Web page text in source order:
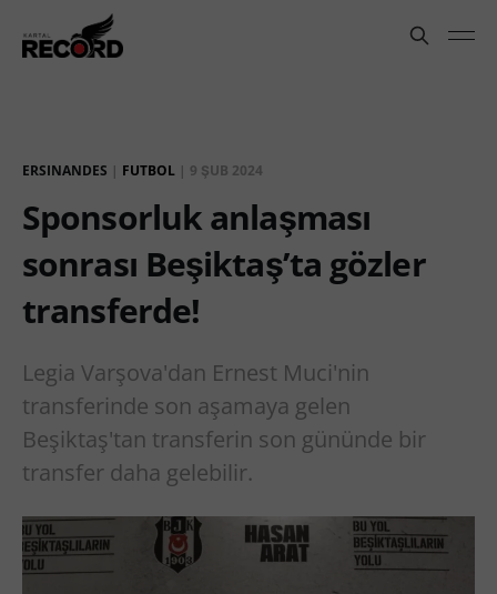
ERSINANDES | FUTBOL | 9 ŞUB 2024
Sponsorluk anlaşması
sonrası Beşiktaş’ta gözler
transferde!
Legia Varşova'dan Ernest Muci'nin
transferinde son aşamaya gelen
Beşiktaş'tan transferin son gününde bir
transfer daha gelebilir.